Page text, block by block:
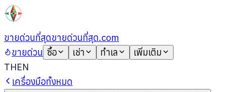
ขายด่วนที่สุดขายด่วนที่สุด.com
ขายด่วน ซื้อ เช่า ทำเล
เพิ่มเติม
THEN
เครื่องมือทั้งหมด